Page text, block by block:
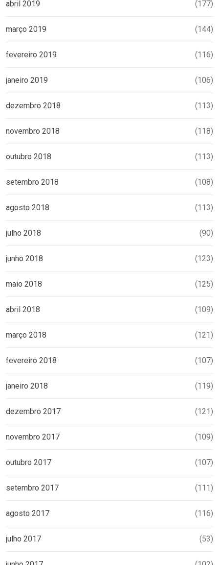
abril 2019 (177)
março 2019 (144)
fevereiro 2019 (116)
janeiro 2019 (106)
dezembro 2018 (113)
novembro 2018 (118)
outubro 2018 (113)
setembro 2018 (108)
agosto 2018 (113)
julho 2018 (90)
junho 2018 (123)
maio 2018 (125)
abril 2018 (109)
março 2018 (121)
fevereiro 2018 (107)
janeiro 2018 (119)
dezembro 2017 (121)
novembro 2017 (109)
outubro 2017 (107)
setembro 2017 (111)
agosto 2017 (116)
julho 2017 (53)